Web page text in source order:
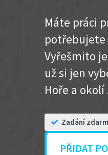
Máte práci
potřebujete
Vyřešmito
už si jen
Hoře a
Zadání
PŘIDAT